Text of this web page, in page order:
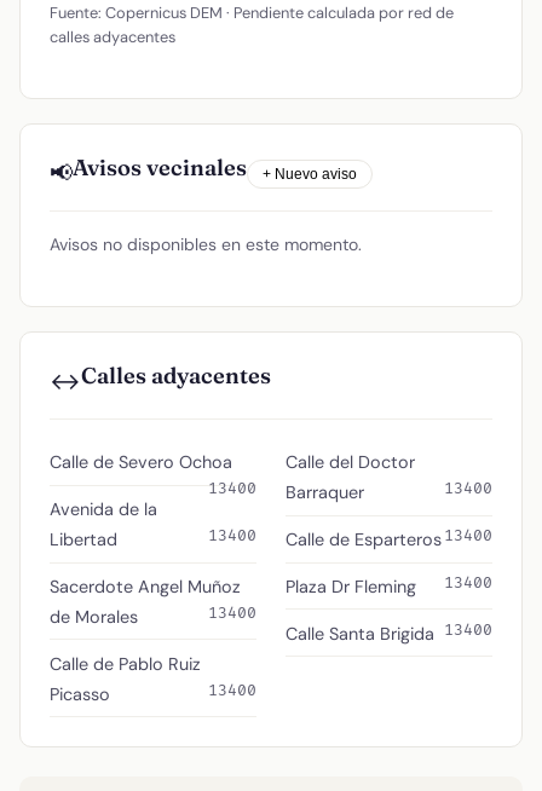
Fuente: Copernicus DEM · Pendiente calculada por red de
calles adyacentes
📢Avisos vecinales + Nuevo aviso
Avisos no disponibles en este momento.
↔️Calles adyacentes
Calle de Severo Ochoa
13400
Avenida de la
Libertad
13400
Sacerdote Angel Muñoz
de Morales
13400
Calle de Pablo Ruiz
Picasso
13400
Calle del Doctor
Barraquer
13400
Calle de Esparteros13400
Plaza Dr Fleming 13400
Calle Santa Brigida 13400